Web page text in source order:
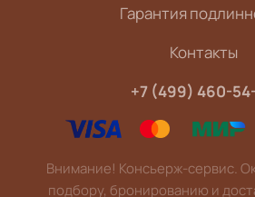
Гарантия
Контакты
+7 (499) 460-
Внимание! Консьерж-сервис.
подбору, бронированию и